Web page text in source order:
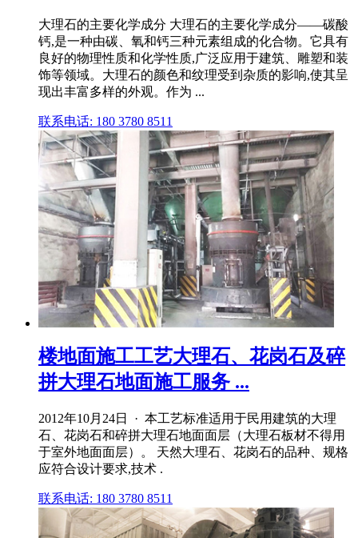
大理石的主要化学成分 大理石的主要化学成分——碳酸
钙,是一种由碳、氧和钙三种元素组成的化合物。它具有
良好的物理性质和化学性质,广泛应用于建筑、雕塑和装
饰等领域。大理石的颜色和纹理受到杂质的影响,使其呈
现出丰富多样的外观。作为 ...
联系电话: 180 3780 8511
楼地面施工工艺大理石、花岗石及碎
拼大理石地面施工服务 ...
2012年10月24日 · 本工艺标准适用于民用建筑的大理
石、花岗石和碎拼大理石地面面层（大理石板材不得用
于室外地面面层）。 天然大理石、花岗石的品种、规格
应符合设计要求,技术 .
联系电话: 180 3780 8511